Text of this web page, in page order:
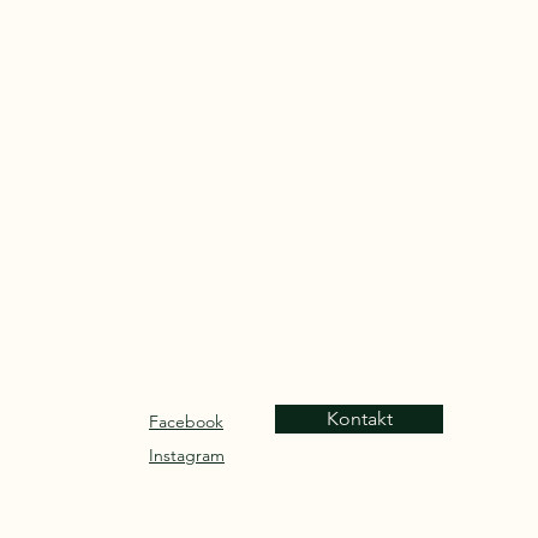
Facebook
Instagram
Kontakt